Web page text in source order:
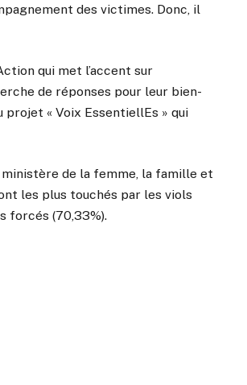
des victimes. Donc, il
qui met l’accent sur
de réponses pour leur bien-
« Voix EssentiellEs » qui
de la femme, la famille et
les plus touchés par les viols
forcés (70,33%).